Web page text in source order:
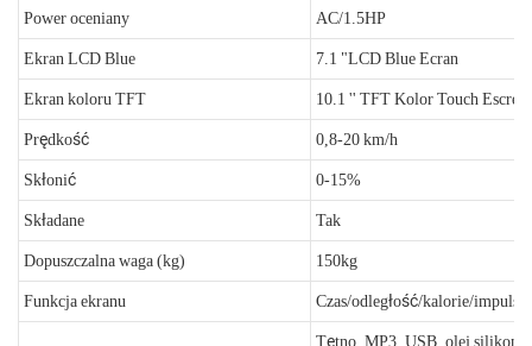
Power oceniany AC/1.5HP
Ekran LCD Blue 7.1 "LCD Blue Ecran
Ekran koloru TFT 10.1 '' TFT Kolor Touch
Prędkość 0,8-20 km/h
Skłonić 0-15%
Składane Tak
Dopuszczalna waga (kg) 150kg
Funkcja ekranu Czas/odległość/kalorie/impuls/
Tętno, MP3, USB, olej